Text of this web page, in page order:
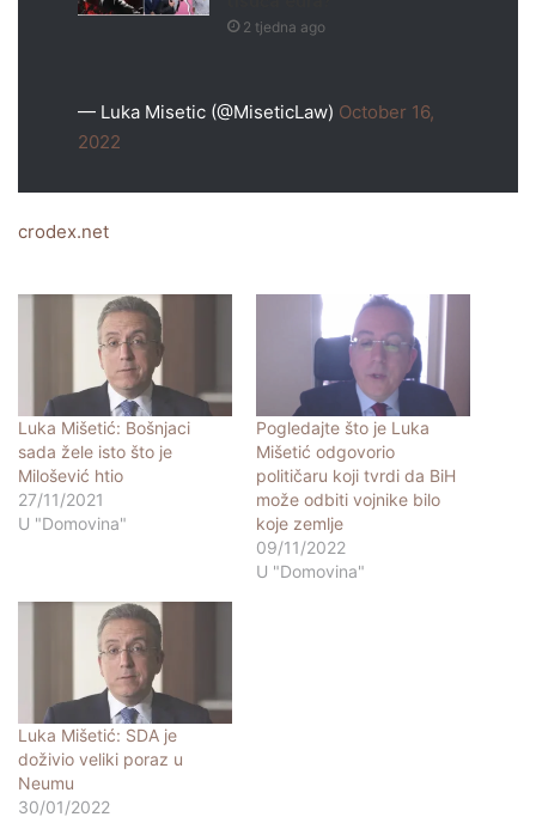
2 tjedna ago
— Luka Misetic (@MiseticLaw) October 16,
2022
crodex.net
Luka Mišetić: Bošnjaci
sada žele isto što je
Milošević htio
27/11/2021
U "Domovina"
Pogledajte što je Luka
Mišetić odgovorio
političaru koji tvrdi da BiH
može odbiti vojnike bilo
koje zemlje
09/11/2022
U "Domovina"
Luka Mišetić: SDA je
doživio veliki poraz u
Neumu
30/01/2022